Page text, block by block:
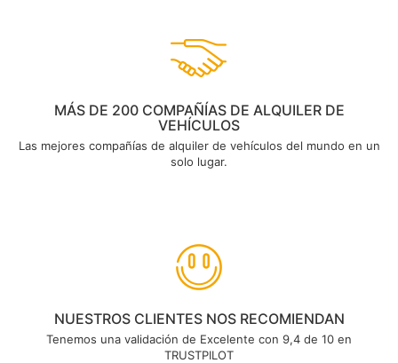
MÁS DE 200 COMPAÑÍAS DE ALQUILER DE
VEHÍCULOS
Las mejores compañías de alquiler de vehículos del mundo en un
solo lugar.
NUESTROS CLIENTES NOS RECOMIENDAN
Tenemos una validación de Excelente con 9,4 de 10 en
TRUSTPILOT